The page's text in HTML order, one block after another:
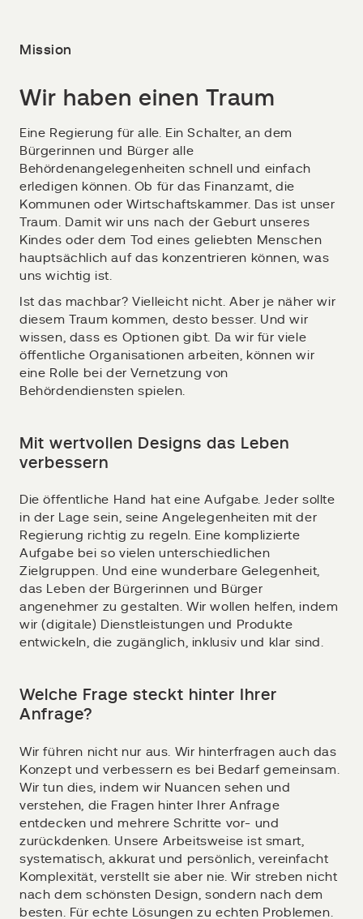
Mission
Wir haben einen Traum
Eine Regierung für alle. Ein Schalter, an dem
Bürgerinnen und Bürger alle
Behördenangelegenheiten schnell und einfach
erledigen können. Ob für das Finanzamt, die
Kommunen oder Wirtschaftskammer. Das ist unser
Traum. Damit wir uns nach der Geburt unseres
Kindes oder dem Tod eines geliebten Menschen
hauptsächlich auf das konzentrieren können, was
uns wichtig ist.
Ist das machbar? Vielleicht nicht. Aber je näher wir
diesem Traum kommen, desto besser. Und wir
wissen, dass es Optionen gibt. Da wir für viele
öffentliche Organisationen arbeiten, können wir
eine Rolle bei der Vernetzung von
Behördendiensten spielen.
Mit wertvollen Designs das Leben
verbessern
Die öffentliche Hand hat eine Aufgabe. Jeder sollte
in der Lage sein, seine Angelegenheiten mit der
Regierung richtig zu regeln. Eine komplizierte
Aufgabe bei so vielen unterschiedlichen
Zielgruppen. Und eine wunderbare Gelegenheit,
das Leben der Bürgerinnen und Bürger
angenehmer zu gestalten. Wir wollen helfen, indem
wir (digitale) Dienstleistungen und Produkte
entwickeln, die zugänglich, inklusiv und klar sind.
Welche Frage steckt hinter Ihrer
Anfrage?
Wir führen nicht nur aus. Wir hinterfragen auch das
Konzept und verbessern es bei Bedarf gemeinsam.
Wir tun dies, indem wir Nuancen sehen und
verstehen, die Fragen hinter Ihrer Anfrage
entdecken und mehrere Schritte vor- und
zurückdenken. Unsere Arbeitsweise ist smart,
systematisch, akkurat und persönlich, vereinfacht
Komplexität, verstellt sie aber nie. Wir streben nicht
nach dem schönsten Design, sondern nach dem
besten. Für echte Lösungen zu echten Problemen.